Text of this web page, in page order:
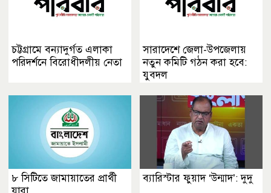
চট্টগ্রামে বন্যাদুর্গত এলাকা
পরিদর্শনে বিরোধীদলীয় নেতা
সারাদেশে জেলা-উপজেলায়
নতুন কমিটি গঠন করা হবে:
যুবদল
৮ সিটিতে জামায়াতের প্রার্থী
ব্যারিস্টার ফুয়াদ ‘উন্মাদ’: দুদু